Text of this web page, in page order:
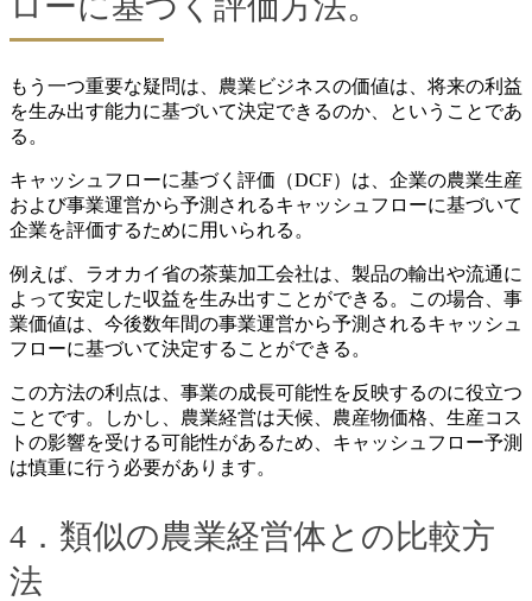
もう一つ重要な疑問は、農業ビジネスの価値は、将来の利益
を生み出す能力に基づいて決定できるのか、ということであ
る。
キャッシュフローに基づく評価（DCF）は、企業の農業生産
および事業運営から予測されるキャッシュフローに基づいて
企業を評価するために用いられる。
例えば、ラオカイ省の茶葉加工会社は、製品の輸出や流通に
よって安定した収益を生み出すことができる。この場合、事
業価値は、今後数年間の事業運営から予測されるキャッシュ
フローに基づいて決定することができる。
この方法の利点は、事業の成長可能性を反映するのに役立つ
ことです。しかし、農業経営は天候、農産物価格、生産コス
トの影響を受ける可能性があるため、キャッシュフロー予測
は慎重に行う必要があります。
4．類似の農業経営体との比較方
法